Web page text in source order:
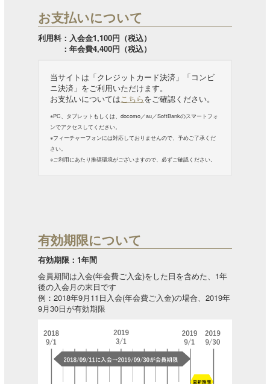
お支払いについて
利用料：入会金1,100円（税込）
：年会費4,400円（税込）
当サイトは「クレジットカード決済」「コンビ
ニ決済」をご利用いただけます。
お支払いについては こちらをご確認ください。
※PC、タブレットもしくは、docomo／au／SoftBankのスマートフォ
ンでアクセスしてください。
※フィーチャーフォンには対応しておりませんので、予めご了承くだ
さい。
※ご利用にあたり推奨環境がございますので、必ずご確認ください。
有効期限について
有効期限：1年間
会員期間は入会(年会費ご入金)をした日を含めた、1年
後の入会月の末日です
例：2018年9月11日入会(年会費ご入金)の場合、2019年
9月30日が有効期限